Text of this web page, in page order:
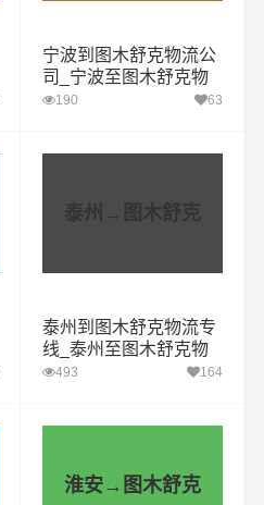
宁波到图木舒克物流公
司_宁波至图木舒克物
流专线
190 63
泰州→图木舒克
泰州到图木舒克物流专
线_泰州至图木舒克物
流公司
493 164
淮安→图木舒克